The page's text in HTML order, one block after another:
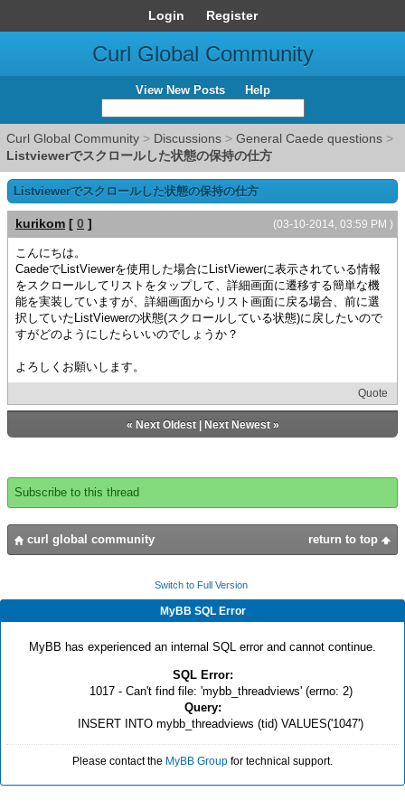
Login Register
Curl Global Community
View New Posts Help
Curl Global Community > Discussions > General Caede questions >
Listviewerでスクロールした状態の保持の仕方
Listviewerでスクロールした状態の保持の仕方
(03-10-2014, 03:59 PM )
kurikom [ 0 ]
こんにちは。
CaedeでListViewerを使用した場合にListViewerに表示されている情報
をスクロールしてリストをタップして、詳細画面に遷移する簡単な機
能を実装していますが、詳細画面からリスト画面に戻る場合、前に選
択していたListViewerの状態(スクロールしている状態)に戻したいので
すがどのようにしたらいいのでしょうか？
よろしくお願いします。
Quote
« Next Oldest| Next Newest»
Subscribe to this thread
return to top
curl global community
Switch to Full Version
MyBB SQL Error
MyBB has experienced an internal SQL error and cannot continue.
SQL Error:
1017 - Can't find file: 'mybb_threadviews' (errno: 2)
Query:
INSERT INTO mybb_threadviews (tid) VALUES('1047')
Please contact the MyBB Group for technical support.